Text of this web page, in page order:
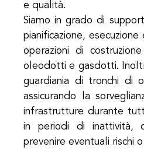
e qualità.
Siamo in grado di
pianificazione,
operazioni di
oleodotti e gasdotti.
guardiania di tronchi di
assicurando la
infrastrutture durante
in periodi di inattività,
prevenire eventuali rischi o